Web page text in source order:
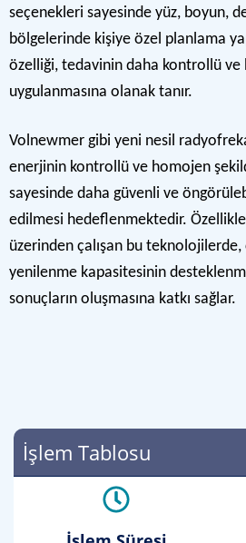
seçenekleri sayesinde yüz, boyun,
bölgelerinde kişiye özel planlama
özelliği, tedavinin daha kontrollü ve
uygulanmasına olanak tanır.
Volnewmer gibi yeni nesil
enerjinin kontrollü ve homojen
sayesinde daha güvenli ve
edilmesi hedeflenmektedir. Özellikle
üzerinden çalışan bu teknolojilerde,
yenilenme kapasitesinin
sonuçların oluşmasına katkı sağlar.
İşlem Tablosu